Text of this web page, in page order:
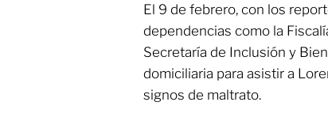
El 9 de febrero, con los
dependencias como la
Secretaría de Inclusión y
domiciliaria para asistir a
signos de maltrato.